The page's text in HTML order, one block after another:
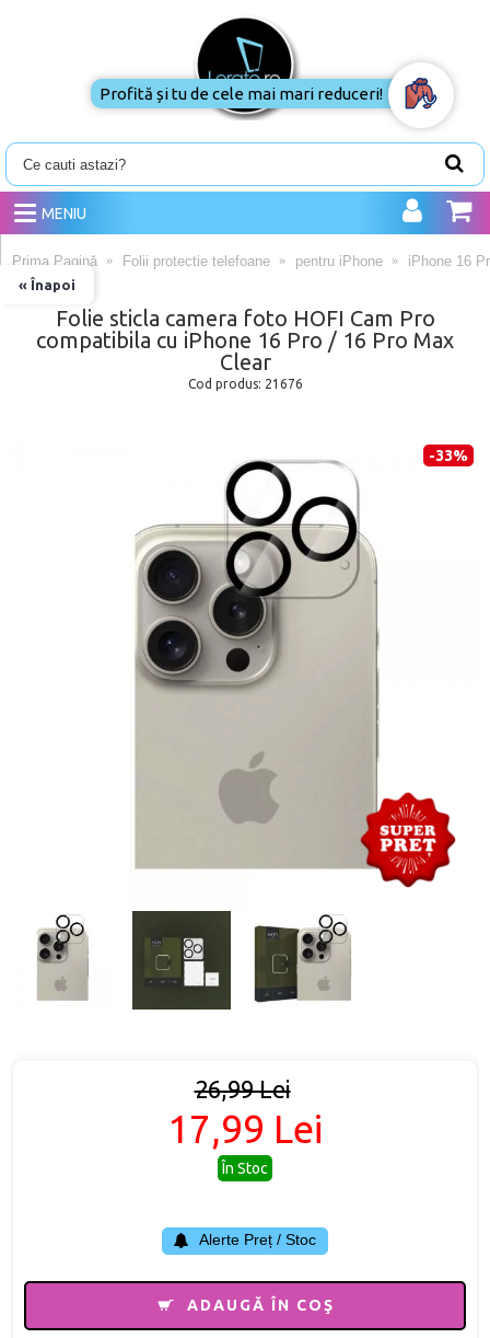
MENIU
« Înapoi
Prima Pagină Folii protectie telefoane pentru iPhone iPhone 16
Folie sticla camera foto HOFI Cam Pro
compatibila cu iPhone 16 Pro / 16 Pro Max
Clear
Cod produs: 21676
-33%
26,99 Lei
17,99 Lei
În Stoc
Alerte Preț / Stoc
ADAUGĂ ÎN COŞ
Profită și tu de cele mai mari reduceri!